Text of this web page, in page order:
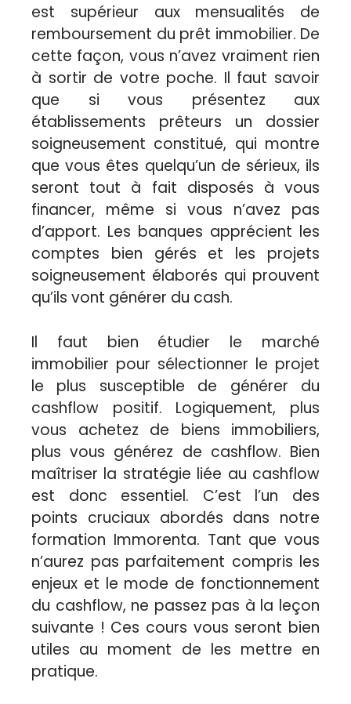
est supérieur aux mensualités de
remboursement du prêt immobilier. De
cette façon, vous n’avez vraiment rien
à sortir de votre poche. Il faut savoir
que si vous présentez aux
établissements prêteurs un dossier
soigneusement constitué, qui montre
que vous êtes quelqu’un de sérieux, ils
seront tout à fait disposés à vous
financer, même si vous n’avez pas
d’apport. Les banques apprécient les
comptes bien gérés et les projets
soigneusement élaborés qui prouvent
qu’ils vont générer du cash.
Il faut bien étudier le marché
immobilier pour sélectionner le projet
le plus susceptible de générer du
cashflow positif. Logiquement, plus
vous achetez de biens immobiliers,
plus vous générez de cashflow. Bien
maîtriser la stratégie liée au cashflow
est donc essentiel. C’est l’un des
points cruciaux abordés dans notre
formation Immorenta. Tant que vous
n’aurez pas parfaitement compris les
enjeux et le mode de fonctionnement
du cashflow, ne passez pas à la leçon
suivante ! Ces cours vous seront bien
utiles au moment de les mettre en
pratique.